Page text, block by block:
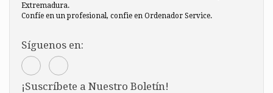
Extremadura.
Confíe en un profesional, confie en Ordenador Service.
Síguenos en:
¡Suscríbete a Nuestro Boletín!